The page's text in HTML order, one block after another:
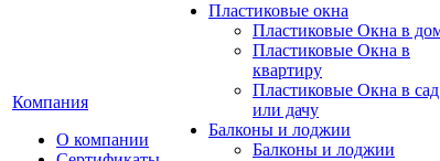
Компания
О компании
Пластиковые окна
Пластиковые Окна в
Пластиковые Окна в
квартиру
Пластиковые Окна в сад
или дачу
Балконы и лоджии
Балконы и лоджии